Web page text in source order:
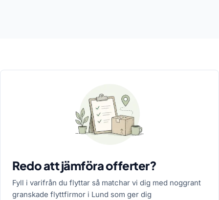
Redo att jämföra offerter?
Fyll i varifrån du flyttar så matchar vi dig med noggrant
granskade flyttfirmor i Lund som ger dig